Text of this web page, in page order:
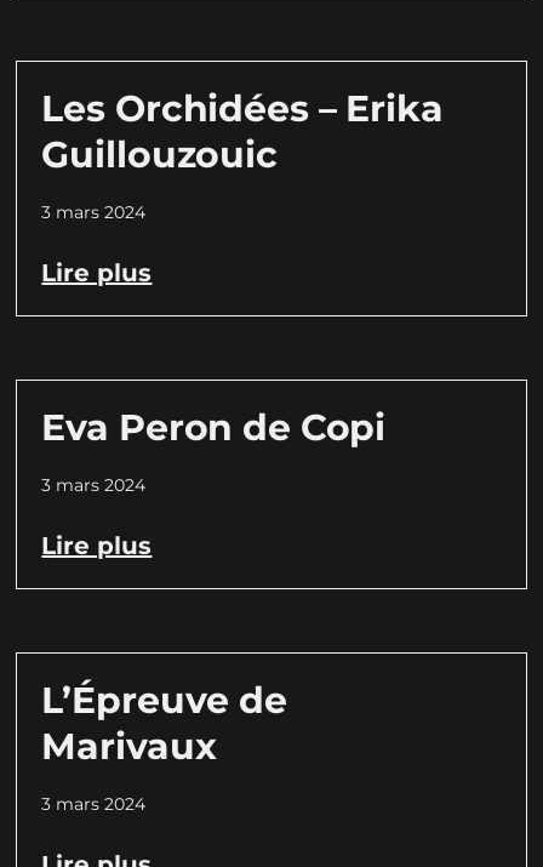
Les Orchidées – Erika
Guillouzouic
3 mars 2024
Lire plus
Eva Peron de Copi
3 mars 2024
Lire plus
L’Épreuve de
Marivaux
3 mars 2024